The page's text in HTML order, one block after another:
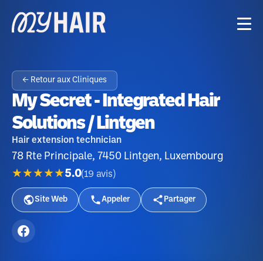
← Retour aux Cliniques
My Secret - Integrated Hair
Solutions / Lintgen
Hair extension technician
78 Rte Principale, 7450 Lintgen, Luxembourg
★★★★★5.0(19 avis )
Site Web Appeler Partager